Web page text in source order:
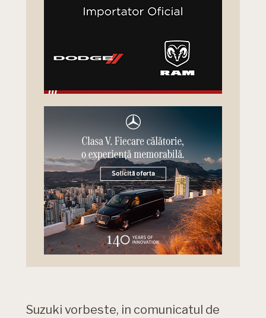
Suzuki vorbeste, in comunicatul de